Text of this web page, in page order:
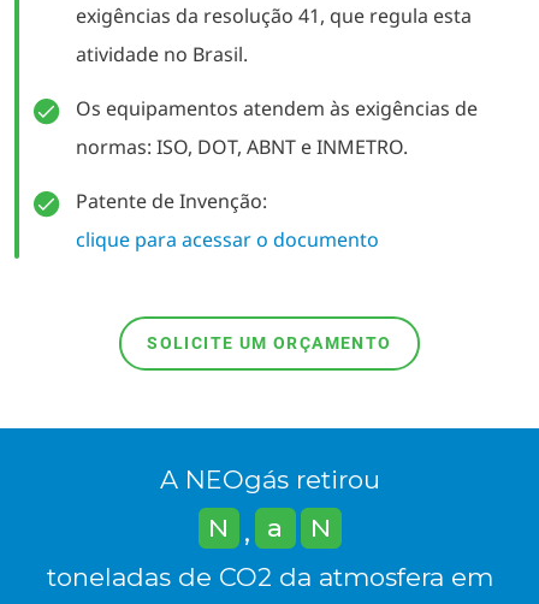
exigências da resolução 41, que regula esta
atividade no Brasil.
Os equipamentos atendem às exigências de
normas: ISO, DOT, ABNT e INMETRO.
Patente de Invenção:
clique para acessar o documento
SOLICITE UM ORÇAMENTO
A NEOgás retirou
N
, a
N
toneladas de CO2 da atmosfera em